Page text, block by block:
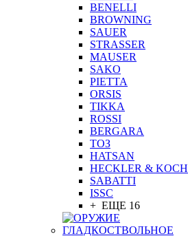
BENELLI
BROWNING
SAUER
STRASSER
MAUSER
SAKO
PIETTA
ORSIS
TIKKA
ROSSI
BERGARA
ТОЗ
HATSAN
HECKLER & KOCH
SABATTI
ISSC
+ ЕЩЕ 16